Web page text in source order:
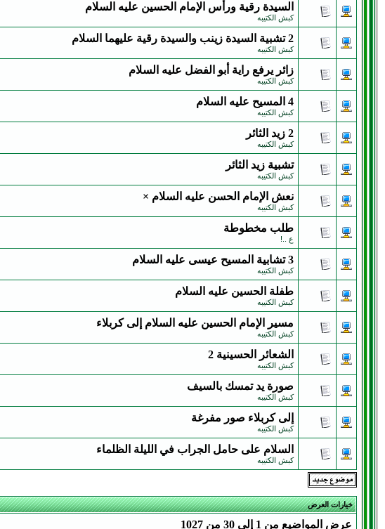
السيدة رقية ورأس الإمام الحسين عليه السلام
كبش الكتيبه
2 تشبية السيدة زينب والسيدة رقية عليهما السلام
كبش الكتيبه
زائر يرفع راية أبو الفضل عليه السلام
كبش الكتيبه
4 المسيح عليه السلام
كبش الكتيبه
2 زيد الثائر
كبش الكتيبه
تشبية زيد الثائر
كبش الكتيبه
نعش الإمام الحسن عليه السلام ×
كبش الكتيبه
طلب مخطوطة
ع ..!
3 تشابية المسيح عيسى عليه السلام
كبش الكتيبه
طفلة الحسين عليه السلام
كبش الكتيبه
مسير الإمام الحسين عليه السلام إلى كربلاء
كبش الكتيبه
الشعائر الحسينية 2
كبش الكتيبه
صورة يد تمسك بالسيف
كبش الكتيبه
إلى كربلاء صور مفرغة
كبش الكتيبه
السلام على حامل الجراب في الليلة الظلماء
كبش الكتيبه
خيارات العرض
عرض المواضيع من 1 إلى 30 من 1027